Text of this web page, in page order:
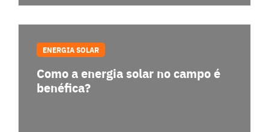
ENERGIA SOLAR
Como a energia solar no campo é
benéfica?